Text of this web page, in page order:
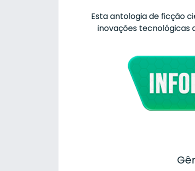
Esta antologia de ficção
inovações tecnológicas